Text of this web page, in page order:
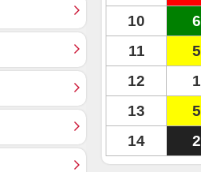
10
6
11
5
12
1
13
5
14
2